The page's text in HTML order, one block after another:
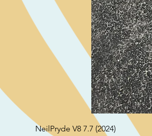
NeilPryde V8 7.7 (2024)